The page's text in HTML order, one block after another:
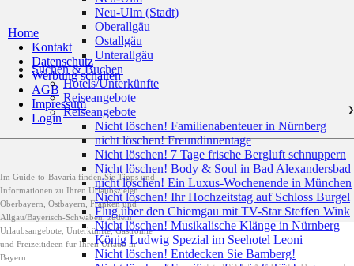
Home
Kontakt
Datenschutz
Werbung schalten
AGB
Impressum
Login
Im Guide-to-Bavaria finden Sie Tipps und
Informationen zu Ihren Urlaubszielen
Oberbayern, Ostbayern, Franken und
Allgäu/Bayerisch-Schwaben, zudem
Urlaubsangebote, Unterkünfte, Gastromie
und Freizeitideen für Ihren Urlaub in
Bayern.
Neu-Ulm (Stadt)
Oberallgäu
Ostallgäu
Unterallgäu
Suchen & Buchen
Hotels/Unterkünfte
Reiseangebote
Reiseangebote
❯
Nicht löschen! Familienabenteuer in Nürnberg
nicht löschen! Freundinnentage
Nicht löschen! 7 Tage frische Bergluft schnuppern
Nicht löschen! Body & Soul in Bad Alexandersbad
nicht löschen! Ein Luxus-Wochenende in München
Nicht löschen! Ihr Hochzeitstag auf Schloss Burgel
Flug über den Chiemgau mit TV-Star Steffen Wink
Nicht löschen! Musikalische Klänge in Nürnberg
König Ludwig Spezial im Seehotel Leoni
Nicht löschen! Entdecken Sie Bamberg!